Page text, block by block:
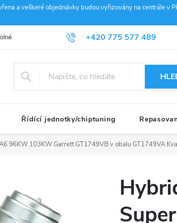
a veškeré objednávky budou vyřizovány na centrále v
+420 775 577 489
info@janousek-
pozice Obchodní podmínky Reklamace
Řídící jednotky/chiptuning
96KW 103KW Garrett GT1749VB v obalu GT1749VA